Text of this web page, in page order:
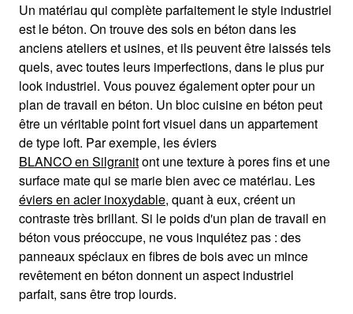
Un matériau qui complète parfaitement le style industriel
est le béton. On trouve des sols en béton dans les
anciens ateliers et usines, et ils peuvent être laissés tels
quels, avec toutes leurs imperfections, dans le plus pur
look industriel. Vous pouvez également opter pour un
plan de travail en béton. Un bloc cuisine en béton peut
être un véritable point fort visuel dans un appartement
de type loft. Par exemple, les éviers
BLANCO en Silgranitont une texture à pores fins et une
surface mate qui se marie bien avec ce matériau. Les
éviers en acier inoxydable, quant à eux, créent un
contraste très brillant. Si le poids d'un plan de travail en
béton vous préoccupe, ne vous inquiétez pas : des
panneaux spéciaux en fibres de bois avec un mince
revêtement en béton donnent un aspect industriel
parfait, sans être trop lourds.